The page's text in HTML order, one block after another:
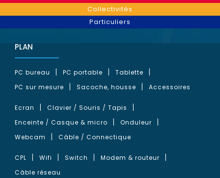
Collectivités
Particuliers
PLAN
PC bureau PC portable
Tablette
PC sur mesure
Sacoche, housse Accessoires
Ecran
Clavier / Souris / Tapis
Enceinte / Casque & micro
Onduleur
Webcam
Câble / Connectique
CPL Wifi Switch
Modem & routeur
Câble réseau